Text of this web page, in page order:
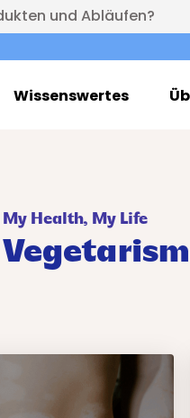
und Abläufen?
Wissenswertes
My Health, My Life